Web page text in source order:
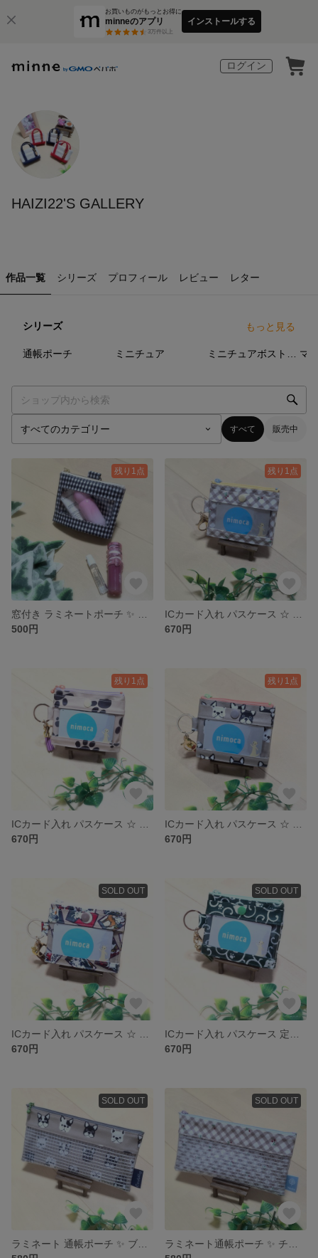
お買いものがもっとお得に
minneのアプリ
3万件以上
インストールする
ログイン
HAIZI22'S GALLERY
作品一覧 シリーズ プロフィール レビュー レター
シリーズ もっと見る
通帳ポーチ ミニチュア マ
すべて 販売中
残り1点
500円
残り1点
670円
残り1点
670円
残り1点
670円
SOLD OUT
670円
SOLD OUT
670円
SOLD OUT SOLD OUT